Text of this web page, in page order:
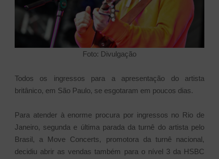
Foto: Divulgação
Todos os ingressos para a apresentação do artista
britânico, em São Paulo, se esgotaram em poucos dias.
Para atender à enorme procura por ingressos no Rio de
Janeiro, segunda e última parada da turnê do artista pelo
Brasil, a Move Concerts, promotora da turnê nacional,
decidiu abrir as vendas também para o nível 3 da HSBC